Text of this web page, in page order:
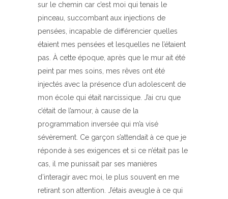
sur le chemin car c’est moi qui tenais le
pinceau, succombant aux injections de
pensées, incapable de différencier quelles
étaient mes pensées et lesquelles ne l’étaient
pas. À cette époque, après que le mur ait été
peint par mes soins, mes rêves ont été
injectés avec la présence d’un adolescent de
mon école qui était narcissique. J’ai cru que
c’était de l’amour, à cause de la
programmation inversée qui m’a visé
sévèrement. Ce garçon s’attendait à ce que je
réponde à ses exigences et si ce n’était pas le
cas, il me punissait par ses manières
d’interagir avec moi, le plus souvent en me
retirant son attention. J’étais aveugle à ce qui